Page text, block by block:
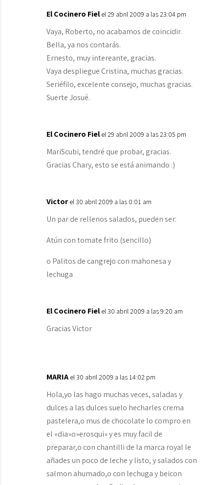
El Cocinero Fiel el 29 abril 2009 a las 23:04 pm
Vaya, Roberto, no acabamos de coincidir.
Bella, ya nos contarás.
Ernesto, muy intereante, gracias.
Vaya despliegue Cristina, muchas gracias.
Seriéfilo, excelente consejo, muchas gracias.
Suerte Josué.
El Cocinero Fiel el 29 abril 2009 a las 23:05 pm
MariScubi, tendré que probar, gracias.
Gracias Chary, esto se está animando :)
Victor el 30 abril 2009 a las 0:01 am
Un par de rellenos salados, pueden ser:
Atún con tomate frito (sencillo)
o Palitos de cangrejo con mahonesa y
lechuga
El Cocinero Fiel el 30 abril 2009 a las 9:20 am
Gracias Victor
MARIA el 30 abril 2009 a las 14:02 pm
Hola,yo las hago muchas veces, saladas y
dulces a las dulces suelo hecharles crema
pastelera,o mus de chocolate lo compro en
el «dia»o»erosqui» y es muy facil de
preparar,o con chantilli de la marca royal le
añades un poco de leche y listo, y salados con
salmon ahumado,o con lechuga y beicon